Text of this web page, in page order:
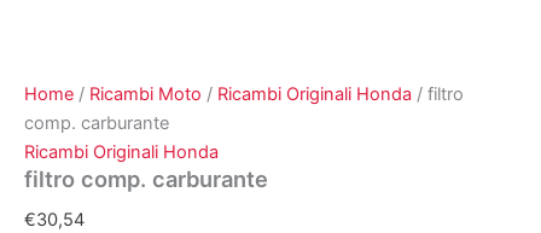
Home / Ricambi Moto / Ricambi Originali Honda / filtro
comp. carburante
Ricambi Originali Honda
filtro comp. carburante
€30,54